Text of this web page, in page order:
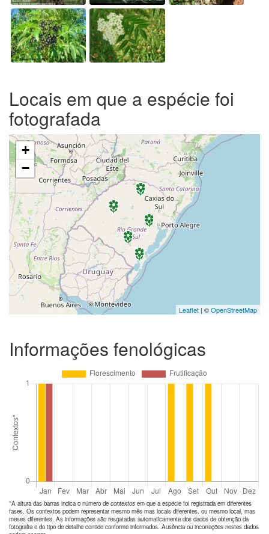
Locais em que a espécie foi
fotografada
+
−
Leaflet | ©OpenStreetMap
Informações fenológicas
*A altura das barras indica o número de contextos em que a espécie foi registrada em diferentes
fases. Os contextos podem representar mesmo mês mas locais diferentes, ou mesmo local, mas
meses diferentes. As informações são resgatadas automaticamente dos dados de obtenção da
fotografia e do tipo de detalhe contido conforme informados. Ausência ou incorreções nestes dados